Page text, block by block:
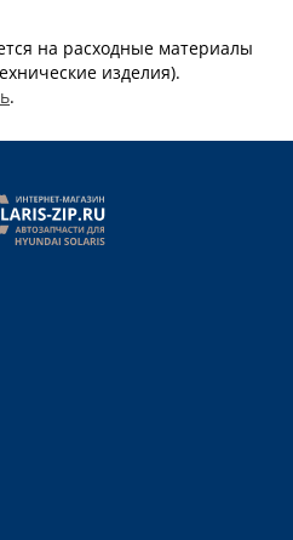
на расходные материалы
изделия).
.